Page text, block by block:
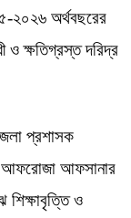
২০২৬ অর্থবছরের
ও ক্ষতিগ্রস্ত দরিদ্র
প্রশাসক
আফরোজা আফসানার
শিক্ষাবৃত্তি ও